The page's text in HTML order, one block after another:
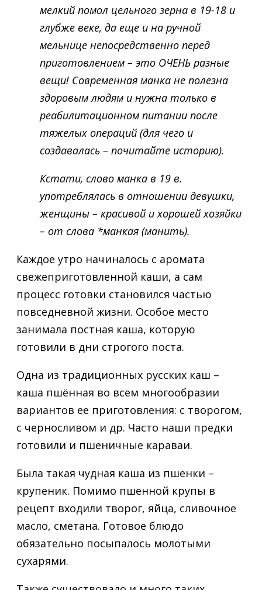
мелкий помол цельного зерна в 19-18 и
глубже веке, да еще и на ручной
мельнице непосредственно перед
приготовлением – это ОЧЕНЬ разные
вещи! Современная манка не полезна
здоровым людям и нужна только в
реабилитационном питании после
тяжелых операций (для чего и
создавалась – почитайте историю).
Кстати, слово манка в 19 в.
употреблялась в отношении девушки,
женщины – красивой и хорошей хозяйки
– от слова *манкая (манить).
Каждое утро начиналось с аромата
свежеприготовленной каши, а сам
процесс готовки становился частью
повседневной жизни. Особое место
занимала постная каша, которую
готовили в дни строгого поста.
Одна из традиционных русских каш –
каша пшённая во всем многообразии
вариантов ее приготовления: с творогом,
с черносливом и др. Часто наши предки
готовили и пшеничные караваи.
Была такая чудная каша из пшенки –
крупеник. Помимо пшенной крупы в
рецепт входили творог, яйца, сливочное
масло, сметана. Готовое блюдо
обязательно посыпалось молотыми
сухарями.